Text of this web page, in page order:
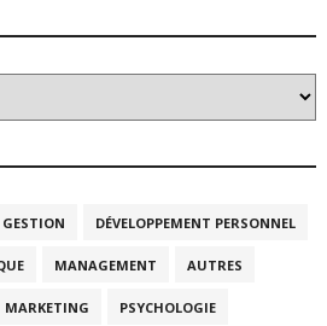
GESTION DÉVELOPPEMENT PERSONNEL
MANAGEMENT AUTRES
MARKETING PSYCHOLOGIE